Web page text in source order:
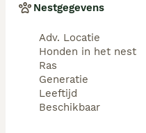
Ze zijn volgens schema
Wilt u de pups komen
Nestgegevens
Adv. Locatie
Honden in het nest
Ras
Generatie
Leeftijd
Beschikbaar